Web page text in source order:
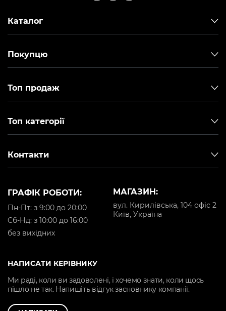
Каталог
Покупцю
Топ продаж
Топ категорії
Контакти
МАГАЗИН:
вул. Кирилівська, 104 офіс 2
Київ, Україна
ГРАФІК РОБОТИ:
Пн-Пт: з 9:00 до 20:00
Cб-Нд: з 10:00 до 16:00
без вихідних
НАПИСАТИ КЕРІВНИКУ
Ми раді, коли ви задоволені, і хочемо знати, коли щось
пішло не так. Напишіть відгук засновнику компанії.